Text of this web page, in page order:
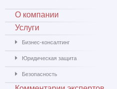
О компании
Услуги
Бизнес-консалтинг
Юридическая защита
Безопасность